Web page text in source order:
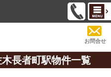
お問合せ
長者町駅物件一覧